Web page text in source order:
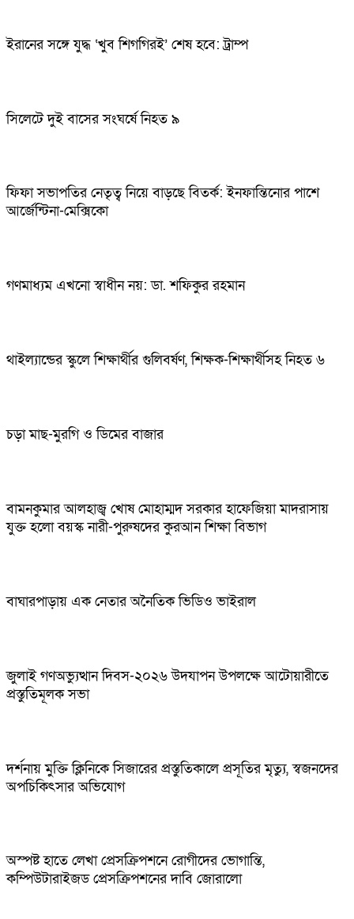
ইরানের সঙ্গে যুদ্ধ ‘খুব শিগগিরই’ শেষ হবে: ট্রাম্প
সিলেটে দুই বাসের সংঘর্ষে নিহত ৯
ফিফা সভাপতির নেতৃত্ব নিয়ে বাড়ছে বিতর্ক: ইনফান্তিনোর পাশে
আর্জেন্টিনা-মেক্সিকো
গণমাধ্যম এখনো স্বাধীন নয়: ডা. শফিকুর রহমান
থাইল্যান্ডের স্কুলে শিক্ষার্থীর গুলিবর্ষণ, শিক্ষক-শিক্ষার্থীসহ নিহত ৬
চড়া মাছ-মুরগি ও ডিমের বাজার
বামনকুমার আলহাজ্ব খোষ মোহাম্মদ সরকার হাফেজিয়া মাদরাসায়
যুক্ত হলো বয়স্ক নারী-পুরুষদের কুরআন শিক্ষা বিভাগ
বাঘারপাড়ায় এক নেতার অনৈতিক ভিডিও ভাইরাল
জুলাই গণঅভ্যুত্থান দিবস-২০২৬ উদযাপন উপলক্ষে আটোয়ারীতে
প্রস্তুতিমূলক সভা
দর্শনায় মুক্তি ক্লিনিকে সিজারের প্রস্তুতিকালে প্রসূতির মৃত্যু, স্বজনদের
অপচিকিৎসার অভিযোগ
অস্পষ্ট হাতে লেখা প্রেসক্রিপশনে রোগীদের ভোগান্তি,
কম্পিউটারাইজড প্রেসক্রিপশনের দাবি জোরালো